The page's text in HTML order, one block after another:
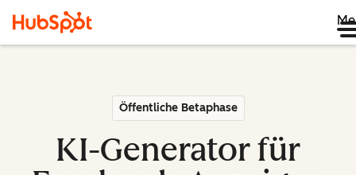
Öffentliche Betaphase
KI-Generator für